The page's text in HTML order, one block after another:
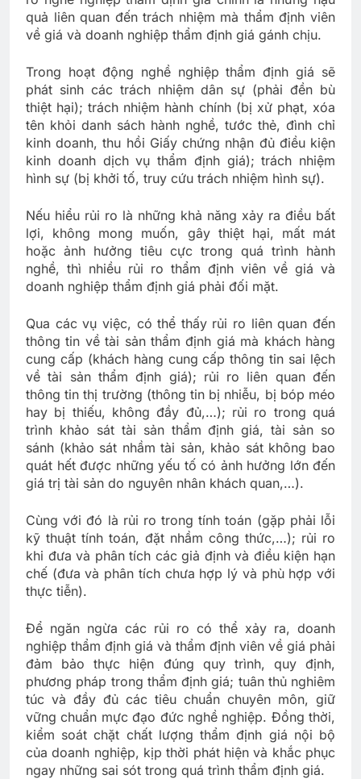
quả liên quan đến trách nhiệm mà thẩm định viên
về giá và doanh nghiệp thẩm định giá gánh chịu.
Trong hoạt động nghề nghiệp thẩm định giá sẽ
phát sinh các trách nhiệm dân sự (phải đền bù
thiệt hại); trách nhiệm hành chính (bị xử phạt, xóa
tên khỏi danh sách hành nghề, tước thẻ, đình chỉ
kinh doanh, thu hồi Giấy chứng nhận đủ điều kiện
kinh doanh dịch vụ thẩm định giá); trách nhiệm
hình sự (bị khởi tố, truy cứu trách nhiệm hình sự).
Nếu hiểu rủi ro là những khả năng xảy ra điều bất
lợi, không mong muốn, gây thiệt hại, mất mát
hoặc ảnh hưởng tiêu cực trong quá trình hành
nghề, thì nhiều rủi ro thẩm định viên về giá và
doanh nghiệp thẩm định giá phải đối mặt.
Qua các vụ việc, có thể thấy rủi ro liên quan đến
thông tin về tài sản thẩm định giá mà khách hàng
cung cấp (khách hàng cung cấp thông tin sai lệch
về tài sản thẩm định giá); rủi ro liên quan đến
thông tin thị trường (thông tin bị nhiễu, bị bóp méo
hay bị thiếu, không đầy đủ,…); rủi ro trong quá
trình khảo sát tài sản thẩm định giá, tài sản so
sánh (khảo sát nhầm tài sản, khảo sát không bao
quát hết được những yếu tố có ảnh hưởng lớn đến
giá trị tài sản do nguyên nhân khách quan,…).
Cùng với đó là rủi ro trong tính toán (gặp phải lỗi
kỹ thuật tính toán, đặt nhầm công thức,…); rủi ro
khi đưa và phân tích các giả định và điều kiện hạn
chế (đưa và phân tích chưa hợp lý và phù hợp với
thực tiễn).
Để ngăn ngừa các rủi ro có thể xảy ra, doanh
nghiệp thẩm định giá và thẩm định viên về giá phải
đảm bảo thực hiện đúng quy trình, quy định,
phương pháp trong thẩm định giá; tuân thủ nghiêm
túc và đầy đủ các tiêu chuẩn chuyên môn, giữ
vững chuẩn mực đạo đức nghề nghiệp. Đồng thời,
kiểm soát chặt chất lượng thẩm định giá nội bộ
của doanh nghiệp, kịp thời phát hiện và khắc phục
ngay những sai sót trong quá trình thẩm định giá.